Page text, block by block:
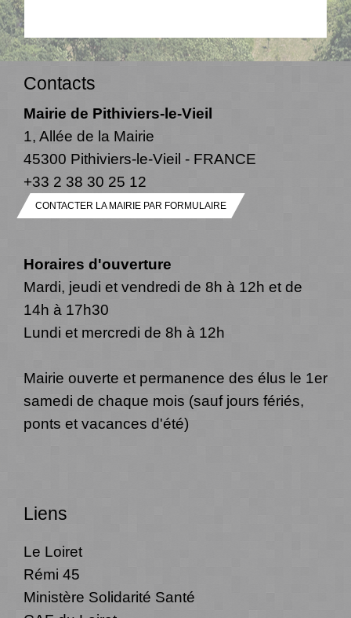
Contacts
Mairie de Pithiviers-le-Vieil
1, Allée de la Mairie
45300 Pithiviers-le-Vieil - FRANCE
+33 2 38 30 25 12
CONTACTER LA MAIRIE PAR FORMULAIRE
Horaires d'ouverture
Mardi, jeudi et vendredi de 8h à 12h et de
14h à 17h30
Lundi et mercredi de 8h à 12h
Mairie ouverte et permanence des élus le 1er
samedi de chaque mois (sauf jours fériés,
ponts et vacances d'été)
Liens
Le Loiret
Rémi 45
Ministère Solidarité Santé